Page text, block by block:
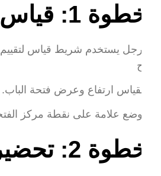
1: قياس وتجهيز الافتتاح
بقياس ارتفاع وعرض فتحة الباب.
بوضع علامة على نقطة مركز الفتحة
2: تحضير المسارات وتثبيتها